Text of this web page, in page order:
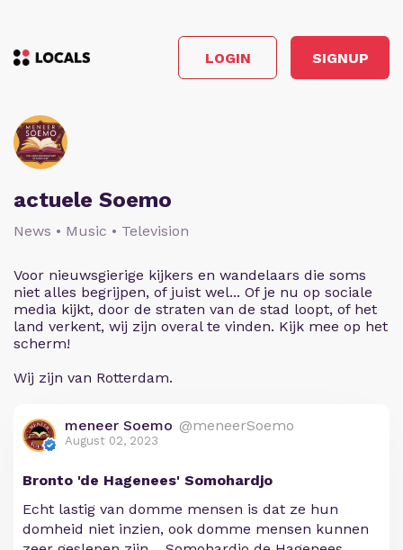
LOGIN SIGNUP
actuele Soemo
News • Music • Television
Voor nieuwsgierige kijkers en wandelaars die soms
niet alles begrijpen, of juist wel... Of je nu op sociale
media kijkt, door de straten van de stad loopt, of het
land verkent, wij zijn overal te vinden. Kijk mee op het
scherm!
Wij zijn van Rotterdam.
meneer Soemo @meneerSoemo
August 02, 2023
Bronto 'de Hagenees' Somohardjo
Echt lastig van domme mensen is dat ze hun
domheid niet inzien, ook domme mensen kunnen